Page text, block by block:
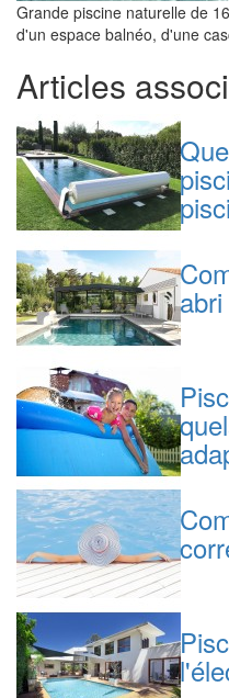
Grande piscine naturelle de
d'un espace balnéo, d'une
Articles